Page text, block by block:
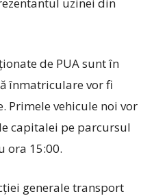
de PUA sunt în
înmatriculare vor fi
Primele vehicule noi vor
capitalei pe parcursul
ora 15:00.
generale transport